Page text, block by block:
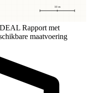
10 m
Rapport met
maatvoering